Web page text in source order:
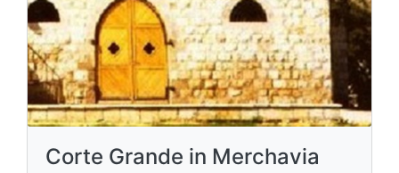
Corte Grande in Merchavia